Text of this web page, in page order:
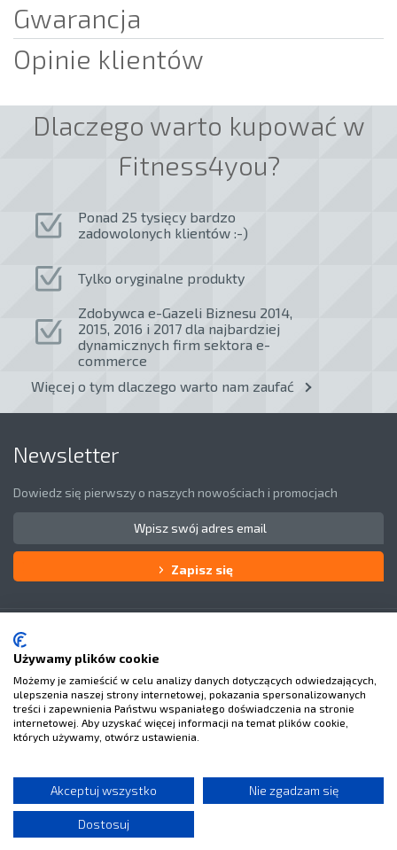
Gwarancja
Opinie klientów
Dlaczego warto kupować w
Fitness4you?
Ponad 25 tysięcy bardzo
zadowolonych klientów :-)
Tylko oryginalne produkty
Zdobywca e-Gazeli Biznesu 2014,
2015, 2016 i 2017 dla najbardziej
dynamicznych firm sektora e-
commerce
Więcej o tym dlaczego warto nam zaufać
Newsletter
Dowiedz się pierwszy o naszych nowościach i promocjach
Zapisz się
Obsługa klienta
O Nas
Masz pytania?
Copyright © 2014Fitness4You
Używamy plików cookie
Możemy je zamieścić w celu analizy danych dotyczących odwiedzających,
ulepszenia naszej strony internetowej, pokazania spersonalizowanych
treści i zapewnienia Państwu wspaniałego doświadczenia na stronie
internetowej. Aby uzyskać więcej informacji na temat plików cookie,
których używamy, otwórz ustawienia.
Akceptuj wszystko Nie zgadzam się
Dostosuj